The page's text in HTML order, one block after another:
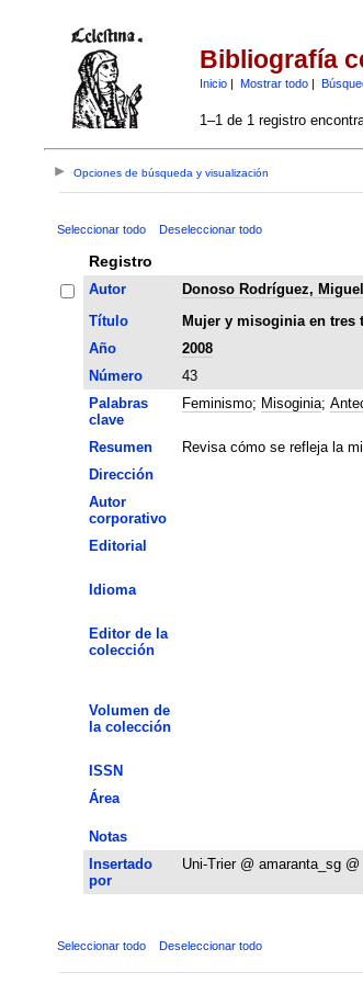
Bibliografía
Inicio| Mostrar todo|
1–1 de 1 registro
Opciones de búsqueda y visualización
Seleccionar todo Deseleccionar todo
Registro
Autor
Donoso Rodríguez, Miguel
Título
Mujer y misoginia en tres
Año
2008
Número
43
Palabras
clave
Feminismo; Misoginia;
Resumen
Revisa cómo se refleja la
Dirección
Autor
corporativo
Editorial
Idioma
Editor de la
colección
Volumen de
la colección
ISSN
Área
Notas
Insertado
por
Uni-Trier @ amaranta_sg @
Seleccionar todo Deseleccionar todo